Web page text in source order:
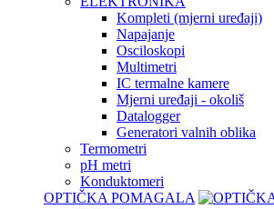
Kompleti (mjerni uređaji)
Napajanje
Osciloskopi
Multimetri
IC termalne kamere
Mjerni uređaji - okoliš
Datalogger
Generatori valnih oblika
Termometri
pH metri
Konduktomeri
OPTIČKA POMAGALA